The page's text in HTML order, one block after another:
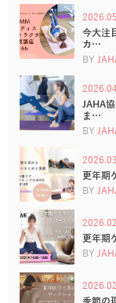
今大注
カ…
BY
JAHA
ま…
BY
更年期
BY
更年期
BY